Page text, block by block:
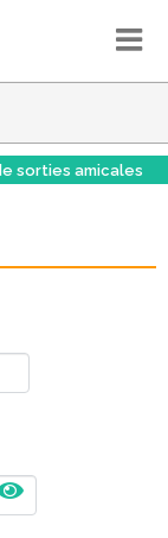
sorties amicales